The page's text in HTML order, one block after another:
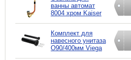
ванны автомат
8004 хром Kaiser
Комплект для
навесного унитаза
O90/400мм Viega